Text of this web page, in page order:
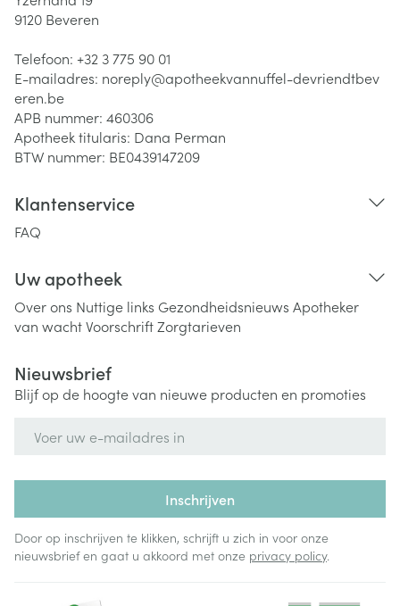
9120 Beveren
Telefoon: +32 3 775 90 01
E-mailadres: noreply@apotheekvannuffel-devriendtbev
eren.be
APB nummer: 460306
Apotheek titularis: Dana Perman
BTW nummer: BE0439147209
Klantenservice
FAQ
Uw apotheek
Over ons Nuttige links Gezondheidsnieuws Apotheker
van wachtVoorschriftZorgtarieven
Nieuwsbrief
Blijf op de hoogte van nieuwe producten en promoties
Inschrijven
Door op inschrijven te klikken, schrijft u zich in voor onze
nieuwsbrief en gaat u akkoord met onze privacy policy.